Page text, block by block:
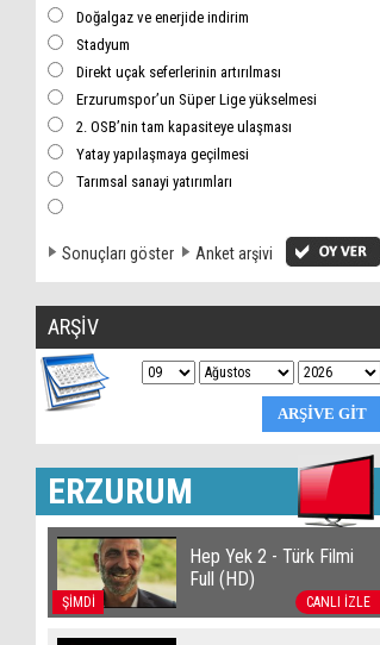
Doğalgaz ve enerjide indirim
Stadyum
Direkt uçak seferlerinin artırılması
Erzurumspor’un Süper Lige yükselmesi
2. OSB’nin tam kapasiteye ulaşması
Yatay yapılaşmaya geçilmesi
Tarımsal sanayi yatırımları
Sonuçları göster Anket arşivi
ARŞİV
ERZURUM
ŞİMDİ CANLI İZLE
Hep Yek 2 - Türk Filmi
Full (HD)